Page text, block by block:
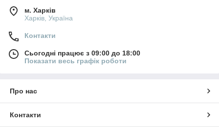
м. Харків
Харків, Україна
Контакти
Сьогодні працює з 09:00 до 18:00
Показати весь графік роботи
Про нас
Контакти